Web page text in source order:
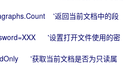
'返回当前文档中的段
'设置打开文件使用的密
'获取当前文档是否为只读属